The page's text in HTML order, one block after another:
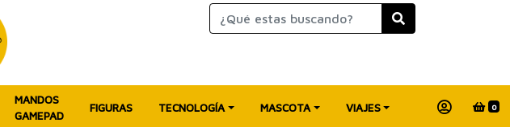
MANDOS
GAMEPAD
FIGURAS TECNOLOGÍA MASCOTA VIAJES 0